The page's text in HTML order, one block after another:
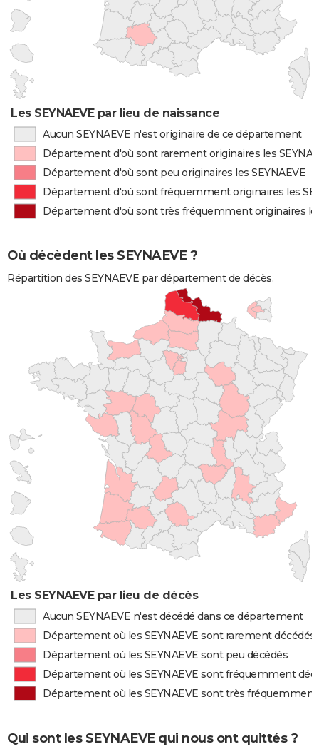
Les SEYNAEVE par lieu de naissance
Aucun SEYNAEVE n'est originaire de ce département
Département d'où sont rarement originaires les
Département d'où sont peu originaires les SEYNAEVE
Département d'où sont fréquemment originaires les
Département d'où sont très fréquemment originaires
Où décèdent les SEYNAEVE ?
Répartition des SEYNAEVE par département de décès.
Les SEYNAEVE par lieu de décès
Aucun SEYNAEVE n'est décédé dans ce département
Département où les SEYNAEVE sont rarement décédés
Département où les SEYNAEVE sont peu décédés
Département où les SEYNAEVE sont fréquemment
Département où les SEYNAEVE sont très
Qui sont les SEYNAEVE qui nous ont quittés ?